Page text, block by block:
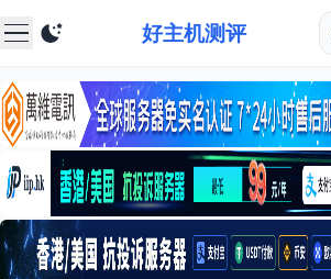
好主机测评